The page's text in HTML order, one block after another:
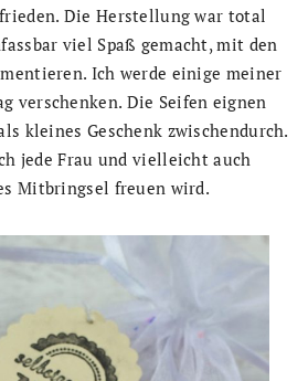
Die Herstellung war total
viel Spaß gemacht, mit den
Ich werde einige meiner
verschenken. Die Seifen eignen
kleines Geschenk zwischendurch.
jede Frau und vielleicht auch
Mitbringsel freuen wird.